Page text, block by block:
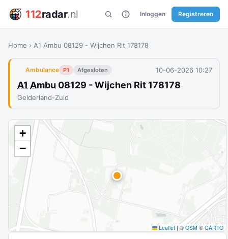
112radar.nl Inloggen Registreren
Home › A1 Ambu 08129 - Wijchen Rit 178178
Ambulance P1 Afgesloten 10-06-2026 10:27
A1 Ambu 08129 - Wijchen Rit 178178
Gelderland-Zuid
+
−
Leaflet | © OSM © CARTO